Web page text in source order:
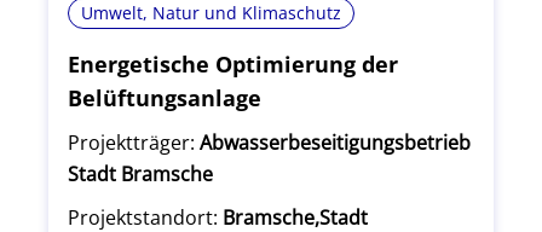
Umwelt, Natur und Klimaschutz
Energetische Optimierung der
Belüftungsanlage
Projektträger: Abwasserbeseitigungsbetrieb
Stadt Bramsche
Projektstandort: Bramsche,Stadt